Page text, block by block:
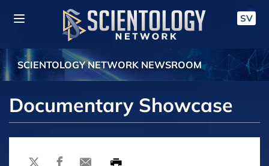
SV
SCIENTOLOGY NETWORK NEWSROOM
Documentary Showcase